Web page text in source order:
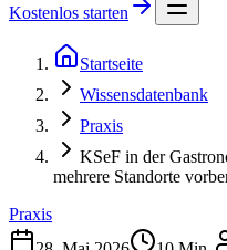
Kostenlos starten
Startseite
Wissensdatenbank
Praxis
KSeF in der
mehrere Standorte
Praxis